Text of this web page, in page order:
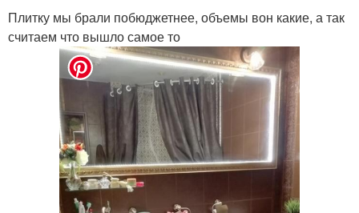
Плитку мы брали побюджетнее, объемы вон какие, а так
считаем что вышло самое то